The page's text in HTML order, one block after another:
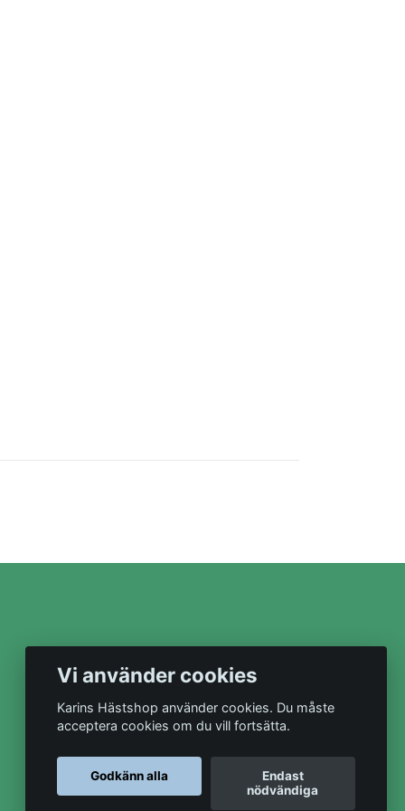
Vi använder cookies
Karins Hästshop använder cookies. Du måste
acceptera cookies om du vill fortsätta.
Godkänn alla
Endast
nödvändiga